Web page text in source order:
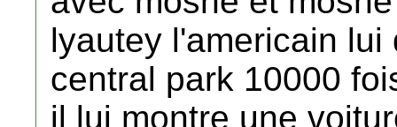
lyautey l'americain
central park 10000
il lui montre une